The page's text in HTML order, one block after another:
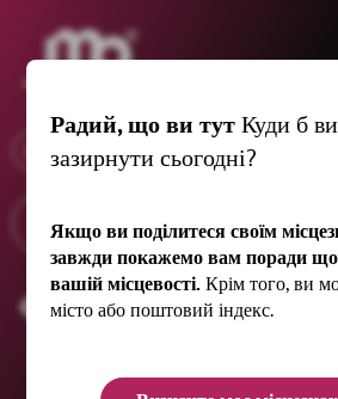
®
x
Дивіться спорт
Радий, що ви тутКуди б
зазирнути сьогодні?
Якщо ви поділитеся своїм
завжди покажемо вам поради
вашій місцевості. Крім того, ви
місто або поштовий індекс.